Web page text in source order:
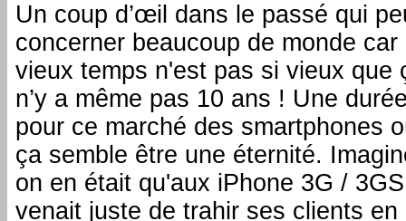
Un coup d’œil dans le passé qui
concerner beaucoup de monde
vieux temps n'est pas si vieux que
n’y a même pas 10 ans ! Une
pour ce marché des smartphones
ça semble être une éternité.
on en était qu'aux iPhone 3G /
venait juste de trahir ses clients en